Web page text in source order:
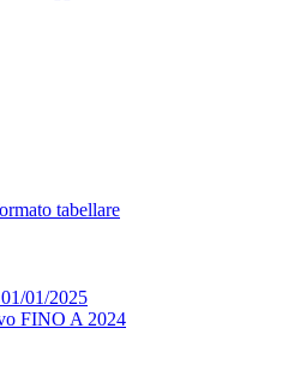
tabellare
01/2025
FINO A 2024